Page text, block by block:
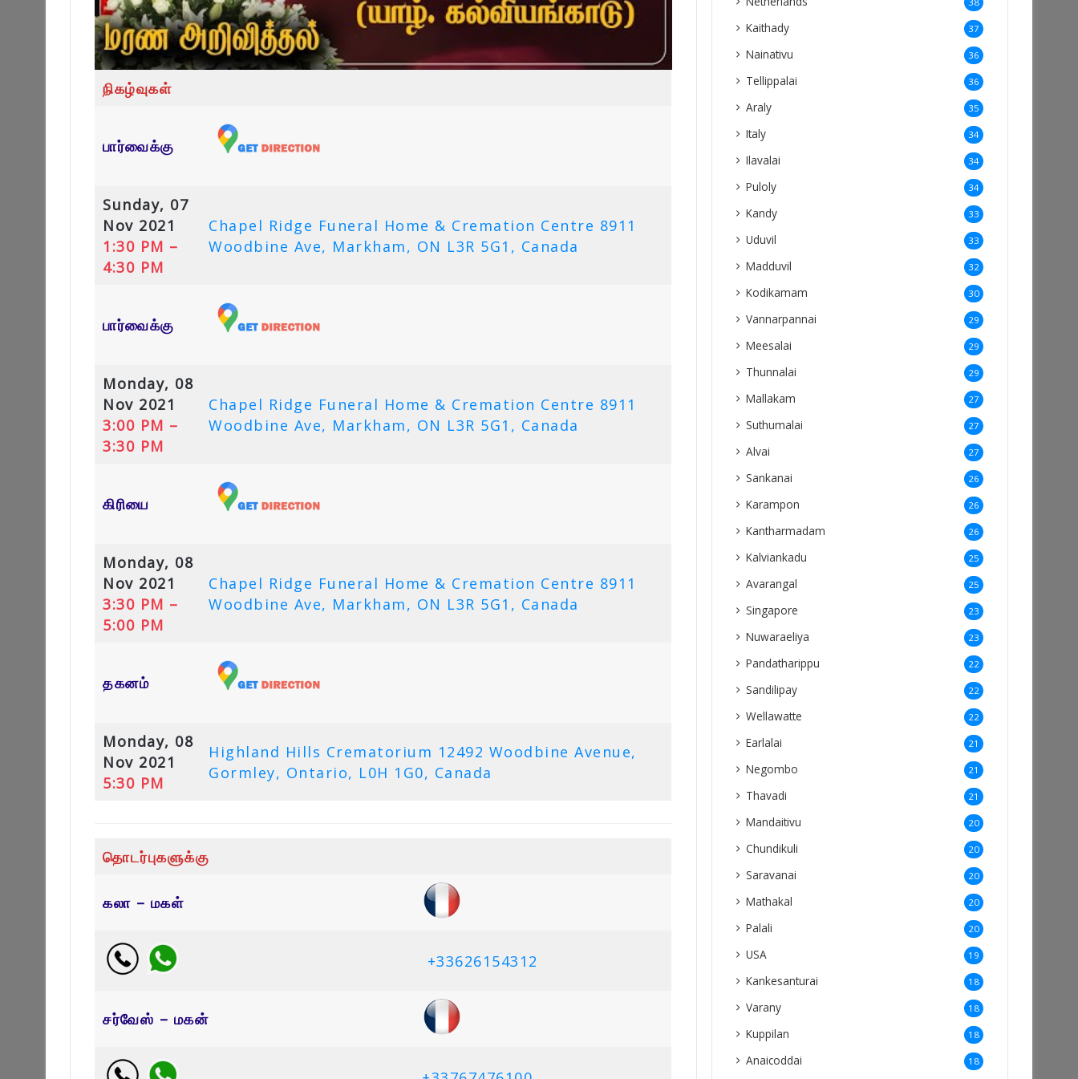
நிகழ்வுகள்
பார்வைக்கு
Sunday, 07
Nov 2021
1:30 PM –
4:30 PM
Chapel Ridge Funeral Home & Cremation Centre 8911
Woodbine Ave, Markham, ON L3R 5G1, Canada
பார்வைக்கு
Monday, 08
Nov 2021
3:00 PM –
3:30 PM
Chapel Ridge Funeral Home & Cremation Centre 8911
Woodbine Ave, Markham, ON L3R 5G1, Canada
கிரியை
Monday, 08
Nov 2021
3:30 PM –
5:00 PM
Chapel Ridge Funeral Home & Cremation Centre 8911
Woodbine Ave, Markham, ON L3R 5G1, Canada
தகனம்
Monday, 08
Nov 2021
5:30 PM
Highland Hills Crematorium 12492 Woodbine Avenue,
Gormley, Ontario, L0H 1G0, Canada
தொடர்புகளுக்கு
கலா – மகள்
+33626154312
சர்வேஸ் – மகன்
Kaithady 37
Nainativu 36
Tellippalai 36
Araly 35
Italy 34
Ilavalai 34
Puloly 34
Kandy 33
Uduvil 33
Madduvil 32
Kodikamam 30
Vannarpannai 29
Meesalai 29
Thunnalai 29
Mallakam 27
Suthumalai 27
Alvai 27
Sankanai 26
Karampon 26
Kantharmadam 26
Kalviankadu 25
Avarangal 25
Singapore 23
Nuwaraeliya 23
Pandatharippu 22
Sandilipay 22
Wellawatte 22
Earlalai 21
Negombo 21
Thavadi 21
Mandaitivu 20
Chundikuli 20
Saravanai 20
Mathakal 20
Palali 20
USA 19
Kankesanturai 18
Varany 18
Kuppilan 18
Anaicoddai 18